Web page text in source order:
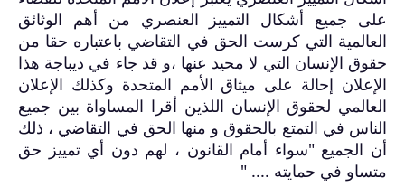
على جميع أشكال التمييز العنصري من أهم الوثائق
العالمية التي كرست الحق في التقاضي باعتباره حقا من
حقوق الإنسان التي لا محيد عنها ،و قد جاء في ديباجة هذا
الإعلان إحالة على ميثاق الأمم المتحدة وكذلك الإعلان
العالمي لحقوق الإنسان اللذين أقرا المساواة بين جميع
الناس في التمتع بالحقوق و منها الحق في التقاضي ، ذلك
أن الجميع "سواء أمام القانون ، لهم دون أي تمييز حق
متساو في حمايته .... "